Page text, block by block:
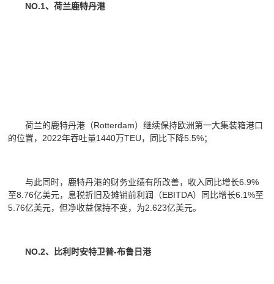
NO.1、荷兰鹿特丹港
荷兰的鹿特丹港（Rotterdam）继续保持欧洲第一大集装箱港口
的位置，2022年吞吐量1440万TEU，同比下降5.5%；
与此同时，鹿特丹港的财务业绩有所改善，收入同比增长6.9%
至8.76亿美元，息税折旧及摊销前利润（EBITDA）同比增长6.1%至
5.76亿美元，但净收益保持不变，为2.623亿美元。
NO.2、比利时安特卫普-布鲁日港